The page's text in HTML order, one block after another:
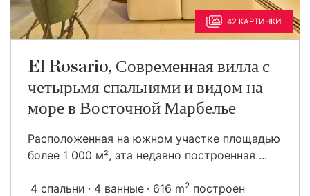
42 КАРТИНКИ
El Rosario, Современная вилла с
четырьмя спальнями и видом на
море в Восточной Марбелье
Расположенная на южном участке площадью
более 1 000 м², эта недавно построенная ...
4 спальни 4 ванные 616 m2 построен